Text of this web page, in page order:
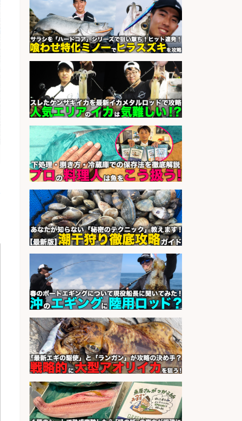
会社名 株式会社ホットスタッフ滋賀
sponsored by 求人ボックス
製造「組立・加工」/釣り具部品の
製造企業にてNC旋盤加工機の操作
日勤寮完備
会社名 フジアルテ株式会社
sponsored by 求人ボックス
さらに求人情報を見る